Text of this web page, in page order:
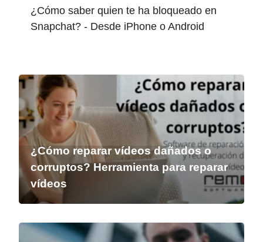
¿Cómo saber quien te ha bloqueado en
Snapchat? - Desde iPhone o Android
¿Cómo reparar vídeos dañados o
corruptos? Herramienta para reparar
vídeos